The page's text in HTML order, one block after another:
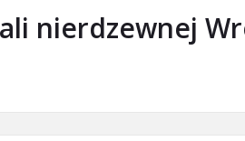
nierdzewnej